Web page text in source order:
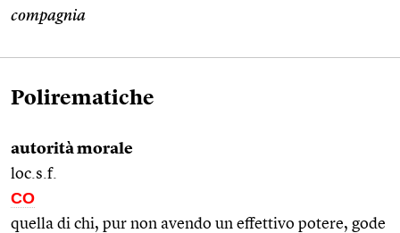
compagnia
Polirematiche
autorità morale
loc.s.f.
CO
quella di chi, pur non avendo un effettivo potere, gode